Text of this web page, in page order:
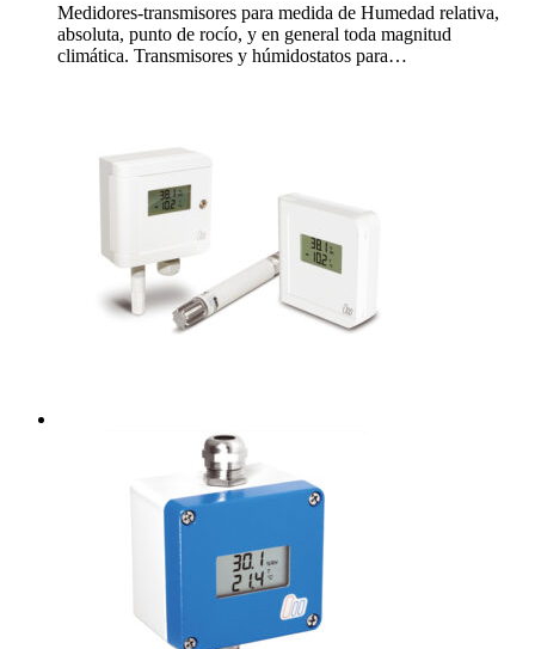
Medidores-transmisores para medida de Humedad relativa,
absoluta, punto de rocío, y en general toda magnitud
climática. Transmisores y húmidostatos para…